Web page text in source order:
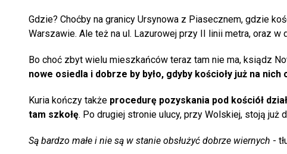
Gdzie? Choćby na granicy Ursynowa z Piasecznem, gdzie
Warszawie. Ale też na ul. Lazurowej przy II linii metra, oraz
Bo choć zbyt wielu mieszkańców teraz tam nie ma, ksiądz
nowe osiedla i dobrze by było, gdyby kościoły już na nich
Kuria kończy także procedurę pozyskania pod kościół
tam szkołę. Po drugiej stronie ulucy, przy Wolskiej, stoją już
Są bardzo małe i nie są w stanie obsłużyć dobrze wiernych -